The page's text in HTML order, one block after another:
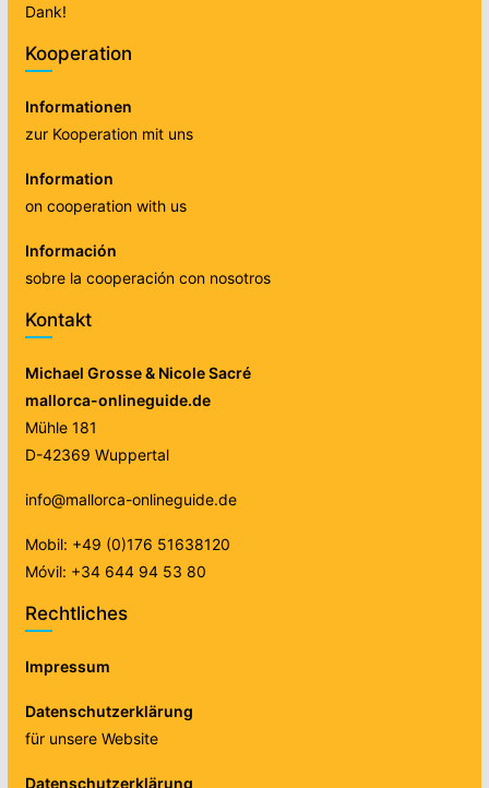
Dank!
Kooperation
Informationen
zur Kooperation mit uns
Information
on cooperation with us
Información
sobre la cooperación con nosotros
Kontakt
Michael Grosse & Nicole Sacré
mallorca-onlineguide.de
Mühle 181
D-42369 Wuppertal
info@mallorca-onlineguide.de
Mobil: +49 (0)176 51638120
Móvil: +34 644 94 53 80
Rechtliches
Impressum
Datenschutzerklärung
für unsere Website
Datenschutzerklärung